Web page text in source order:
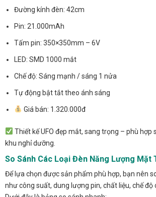
Đường kính đèn: 42cm
Pin: 21.000mAh
Tấm pin: 350×350mm – 6V
LED: SMD 1000 mắt
Chế độ: Sáng mạnh / sáng 1 nửa
Tự động bật tắt theo ánh sáng
Giá bán: 1.320.000đ
Thiết kế UFO đẹp mắt, sang trọng – phù hợp
khu nghỉ dưỡng.
So Sánh Các Loại Đèn Năng Lượng Mặt
Để lựa chọn được sản phẩm phù hợp, bạn nên
như công suất, dung lượng pin, chất liệu, chế độ